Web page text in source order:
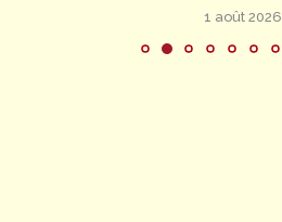
1 août 2026